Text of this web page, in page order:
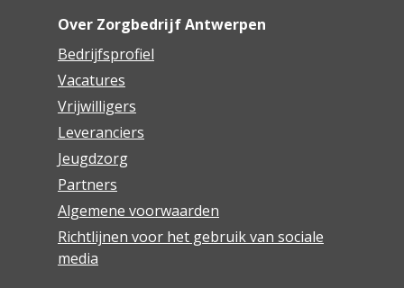
Over Zorgbedrijf Antwerpen
Bedrijfsprofiel
Vacatures
Vrijwilligers
Leveranciers
Jeugdzorg
Partners
Algemene voorwaarden
Richtlijnen voor het gebruik van sociale
media